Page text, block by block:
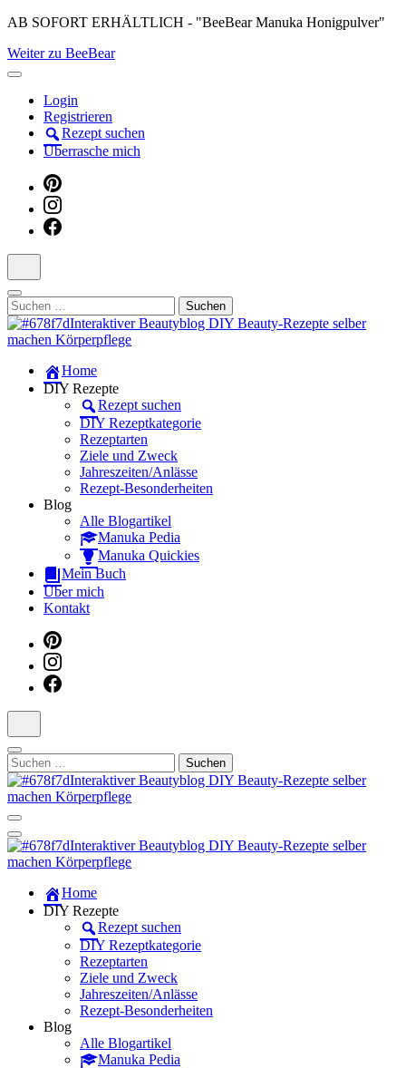
Skip
content
(Press
AB SOFORT ERHÄLTLICH - "BeeBear Manuka Honigpulver"
Weiter zu BeeBear
Login
Registrieren
Rezept suchen
Überrasche mich
Suchen
nach:
Manuka Magic – Natürlich schön:
Dein interaktiver DIY Beautyblog
Dein persönlicher interaktiver DIY Beautyblog
Home
DIY Rezepte
Rezept suchen
DIY Rezeptkategorie
Rezeptarten
Ziele und Zweck
Jahreszeiten/Anlässe
Rezept-Besonderheiten
Blog
Alle Blogartikel
Manuka Pedia
Manuka Quickies
Mein Buch
Über mich
Kontakt
Suchen
nach:
Manuka Magic – Natürlich schön:
Dein interaktiver DIY Beautyblog
Manuka Magic – Natürlich schön:
Dein interaktiver DIY Beautyblog
Dein persönlicher interaktiver DIY Beautyblog
Home
DIY Rezepte
Rezept suchen
DIY Rezeptkategorie
Rezeptarten
Ziele und Zweck
Jahreszeiten/Anlässe
Rezept-Besonderheiten
Blog
Alle Blogartikel
Manuka Pedia